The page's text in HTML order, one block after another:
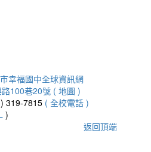
幸福國中全球資訊網
100巷20號 ( 地圖 )
319-7815 ( 全校電話 )
)
返回頂端